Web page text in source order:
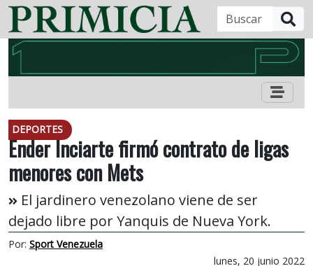
DEPORTES
Ender Inciarte firmó contrato de ligas
menores con Mets
El jardinero venezolano viene de ser
dejado libre por Yanquis de Nueva York.
Por: Sport Venezuela
lunes, 20 junio 2022